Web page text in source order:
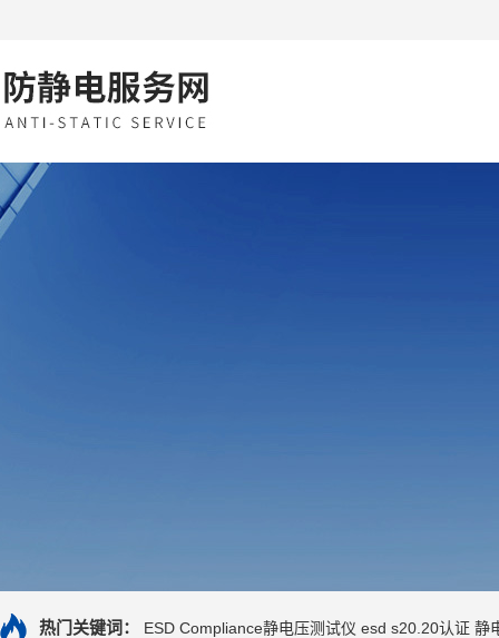
热门关键词： ESD Compliance静电压测试仪 esd s20.20认证 静